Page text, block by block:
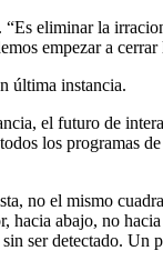
eliminar la
empezar a
última instancia.
el futuro de
los programas
no el mismo
abajo, no
ser detectado.